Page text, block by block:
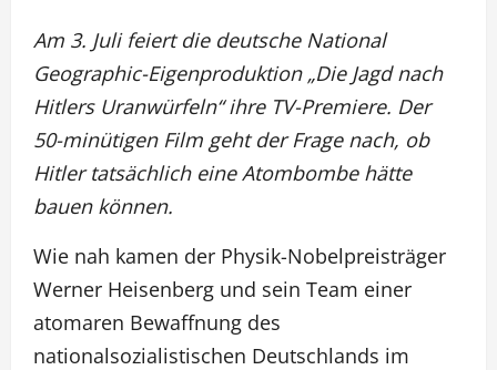
Am 3. Juli feiert die deutsche National
Geographic-Eigenproduktion „Die Jagd nach
Hitlers Uranwürfeln“ ihre TV-Premiere. Der
50-minütigen Film geht der Frage nach, ob
Hitler tatsächlich eine Atombombe hätte
bauen können.
Wie nah kamen der Physik-Nobelpreisträger
Werner Heisenberg und sein Team einer
atomaren Bewaffnung des
nationalsozialistischen Deutschlands im